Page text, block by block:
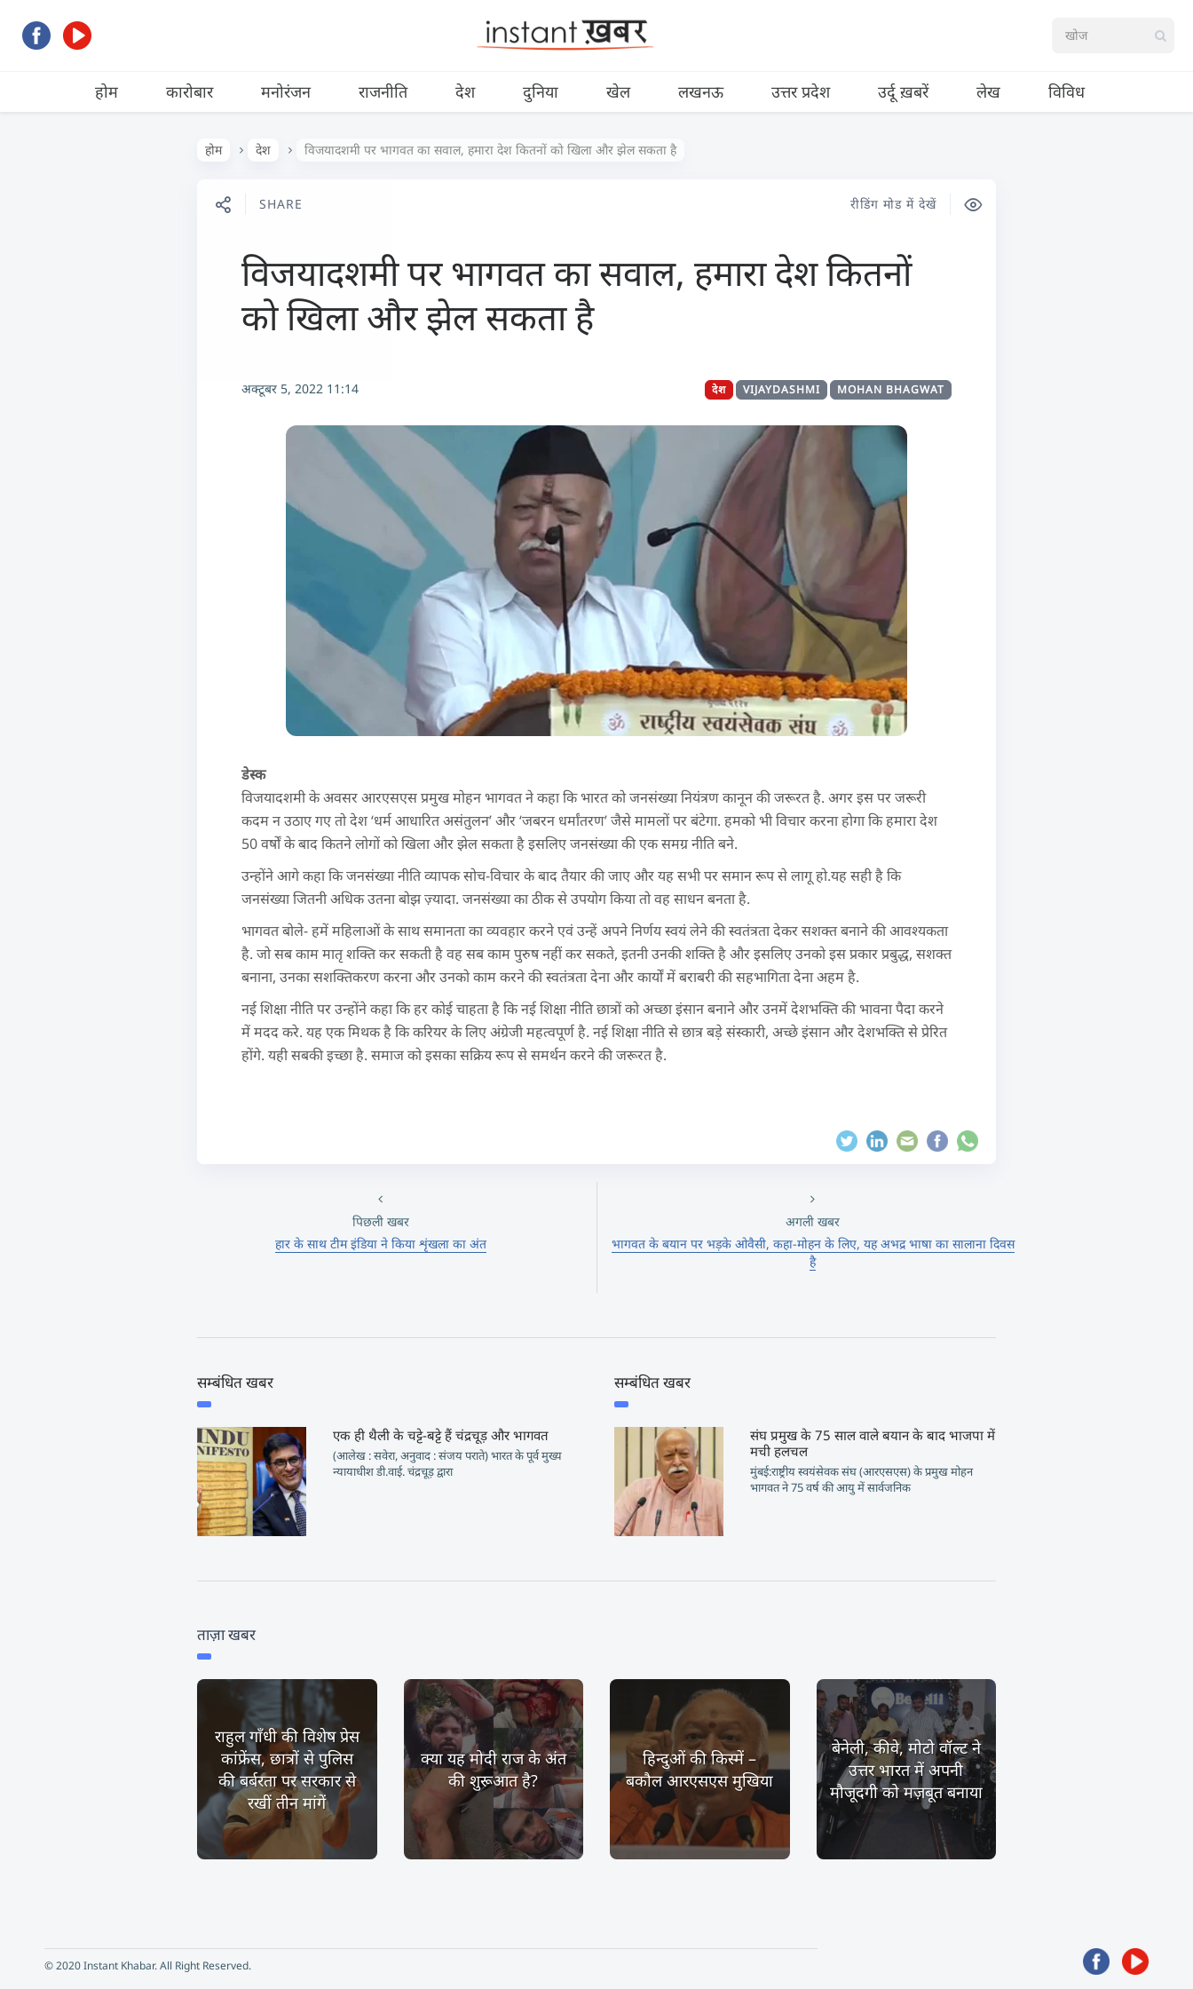
होम कारोबार मनोरंजन राजनीति देश दुनिया खेल लखनऊ उत्तर प्रदेश उर्दू ख़बरें लेख विविध
होम देश विजयादशमी पर भागवत का सवाल, हमारा देश कितनों को खिला और झेल सकता है
SHARE रीडिंग मोड में देखें
विजयादशमी पर भागवत का सवाल, हमारा देश कितनों
को खिला और झेल सकता है
अक्टूबर 5, 2022 11:14 MOHAN BHAGWAT
VIJAYDASHMI
देश
डेस्क
विजयादशमी के अवसर आरएसएस प्रमुख मोहन भागवत ने कहा कि भारत को जनसंख्या नियंत्रण कानून की जरूरत है. अगर इस पर जरूरी
कदम न उठाए गए तो देश ‘धर्म आधारित असंतुलन’ और ‘जबरन धर्मांतरण’ जैसे मामलों पर बंटेगा. हमको भी विचार करना होगा कि हमारा देश
50 वर्षों के बाद कितने लोगों को खिला और झेल सकता है इसलिए जनसंख्या की एक समग्र नीति बने.
उन्होंने आगे कहा कि जनसंख्या नीति व्यापक सोच-विचार के बाद तैयार की जाए और यह सभी पर समान रूप से लागू हो.यह सही है कि
जनसंख्या जितनी अधिक उतना बोझ ज़्यादा. जनसंख्या का ठीक से उपयोग किया तो वह साधन बनता है.
भागवत बोले- हमें महिलाओं के साथ समानता का व्यवहार करने एवं उन्हें अपने निर्णय स्वयं लेने की स्वतंत्रता देकर सशक्त बनाने की आवश्यकता
है. जो सब काम मातृ शक्ति कर सकती है वह सब काम पुरुष नहीं कर सकते, इतनी उनकी शक्ति है और इसलिए उनको इस प्रकार प्रबुद्ध, सशक्त
बनाना, उनका सशक्तिकरण करना और उनको काम करने की स्वतंत्रता देना और कार्यों में बराबरी की सहभागिता देना अहम है.
नई शिक्षा नीति पर उन्होंने कहा कि हर कोई चाहता है कि नई शिक्षा नीति छात्रों को अच्छा इंसान बनाने और उनमें देशभक्ति की भावना पैदा करने
में मदद करे. यह एक मिथक है कि करियर के लिए अंग्रेजी महत्वपूर्ण है. नई शिक्षा नीति से छात्र बड़े संस्कारी, अच्छे इंसान और देशभक्ति से प्रेरित
होंगे. यही सबकी इच्छा है. समाज को इसका सक्रिय रूप से समर्थन करने की जरूरत है.
पिछली खबर
हार के साथ टीम इंडिया ने किया शृंखला का अंत
अगली खबर
भागवत के बयान पर भड़के ओवैसी, कहा-मोहन के लिए, यह अभद्र भाषा का सालाना दिवस
है
सम्बंधित खबर
एक ही थैली के चट्टे-बट्टे हैं चंद्रचूड़ और भागवत
(आलेख : सवेरा, अनुवाद : संजय पराते) भारत के पूर्व मुख्य
न्यायाधीश डी.वाई. चंद्रचूड़ द्वारा
सम्बंधित खबर
संघ प्रमुख के 75 साल वाले बयान के बाद भाजपा में
मची हलचल
मुंबई:राष्ट्रीय स्वयंसेवक संघ (आरएसएस) के प्रमुख मोहन
भागवत ने 75 वर्ष की आयु में सार्वजनिक
ताज़ा खबर
राहुल गाँधी की विशेष प्रेस
कांफ्रेंस, छात्रों से पुलिस
की बर्बरता पर सरकार से
रखीं तीन मांगें
क्या यह मोदी राज के अंत
की शुरूआत है?
हिन्दुओं की किस्में –
बकौल आरएसएस मुखिया
बेनेली, कीवे, मोटो वॉल्ट ने
उत्तर भारत में अपनी
मौजूदगी को मज़बूत बनाया
© 2020 Instant Khabar. All Right Reserved.